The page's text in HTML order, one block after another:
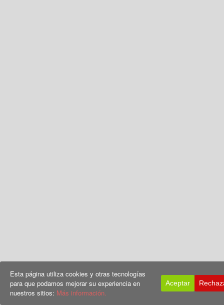
Esta página utiliza cookies y otras tecnologías
para que podamos mejorar su experiencia en
nuestros sitios: Más información.
Aceptar